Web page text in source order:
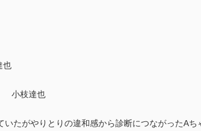
也
小枝達也
たがやりとりの違和感から診断につながった